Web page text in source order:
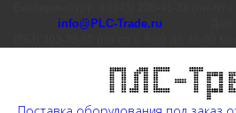
info@PLC-Trade.ru